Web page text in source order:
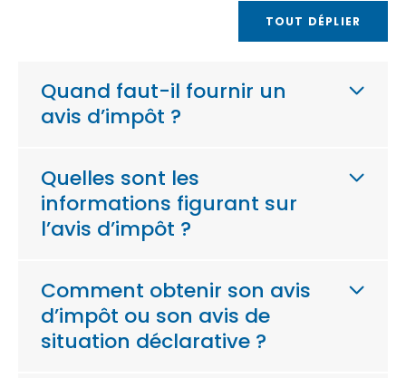
TOUT DÉPLIER
Quand faut-il fournir un
avis d’impôt ?
Quelles sont les
informations figurant sur
l’avis d’impôt ?
Comment obtenir son avis
d’impôt ou son avis de
situation déclarative ?